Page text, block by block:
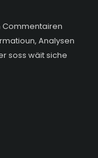
Commentairen
Analysen
soss wäit siche